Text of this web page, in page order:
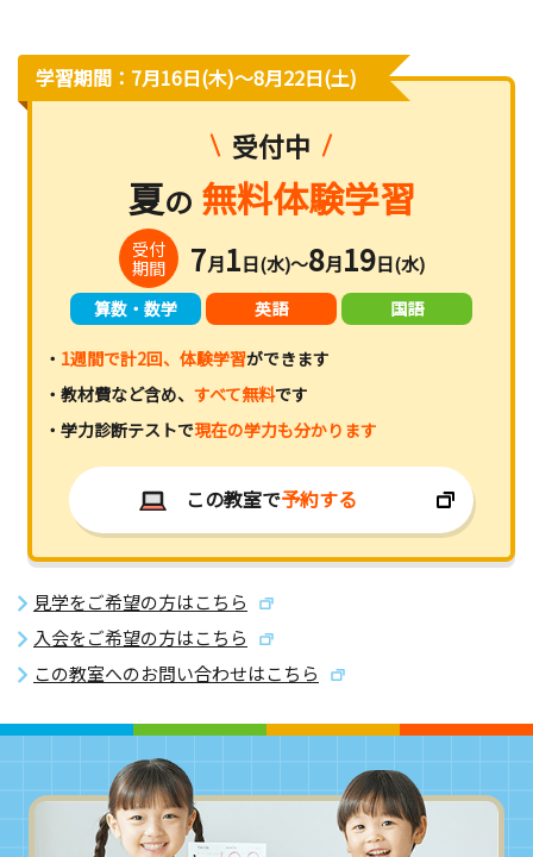
学習期間：7月16日(木)〜8月22日(土)
受付中
夏の 無料体験学習
受付
期間
7月1日(水)～8月19日(水)
算数・数学 英語 国語
・ 1週間で計2回、体験学習ができます
・教材費など含め、 すべて無料です
・学力診断テストで現在の学力も分かります
この教室で予約する
見学をご希望の方はこちら
入会をご希望の方はこちら
この教室へのお問い合わせはこちら